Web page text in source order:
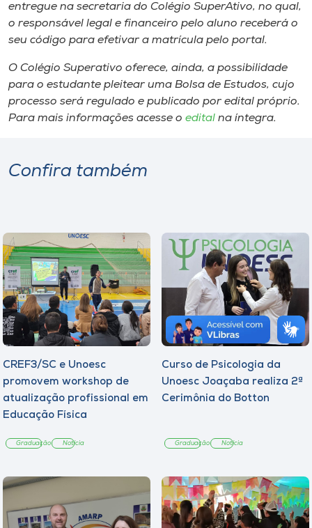
entregue na secretaria do Colégio SuperAtivo, no qual,
o responsável legal e financeiro pelo aluno receberá o
seu código para efetivar a matrícula pelo portal.
O Colégio Superativo oferece, ainda, a possibilidade
para o estudante pleitear uma Bolsa de Estudos, cujo
processo será regulado e publicado por edital próprio.
Para mais informações acesse o edital na íntegra.
Confira também
CREF3/SC e Unoesc
promovem workshop de
atualização profissional em
Educação Física
Graduação Notícia
Curso de Psicologia da
Unoesc Joaçaba realiza 2ª
Cerimônia do Botton
Graduação Notícia